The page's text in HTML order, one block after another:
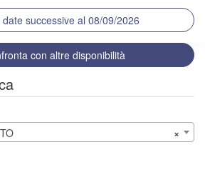
date successive al 08/09/2026
con altre disponibilità
×